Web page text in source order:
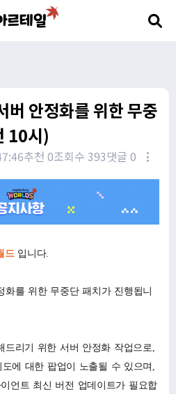
안정화를 위한 무중
10시)
추천 0조회수 393댓글 0
드 입니다.
화를 위한 무중단 패치가 진행됩니
드리기 위한 서버 안정화 작업으로,
에 대한 팝업이 노출될 수 있으며,
언트 최신 버전 업데이트가 필요합